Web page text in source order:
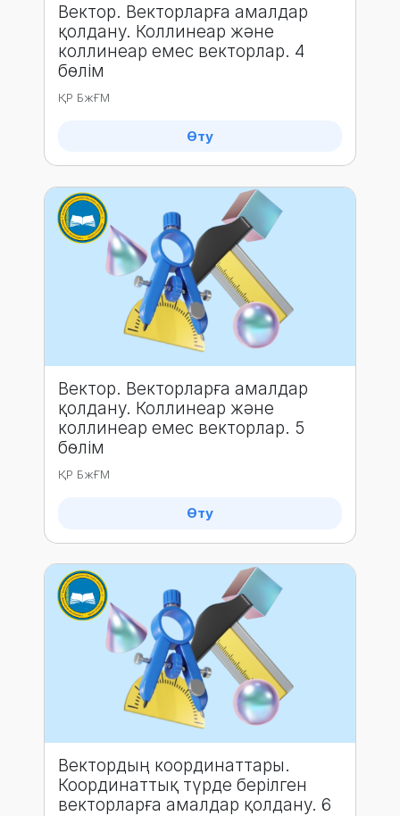
Вектор. Векторларға амалдар
қолдану. Коллинеар және
коллинеар емес векторлар. 4
бөлім
ҚР БжҒМ
Өту
Вектор. Векторларға амалдар
қолдану. Коллинеар және
коллинеар емес векторлар. 5
бөлім
ҚР БжҒМ
Өту
Вектордың координаттары.
Координаттық түрде берілген
векторларға амалдар қолдану. 6